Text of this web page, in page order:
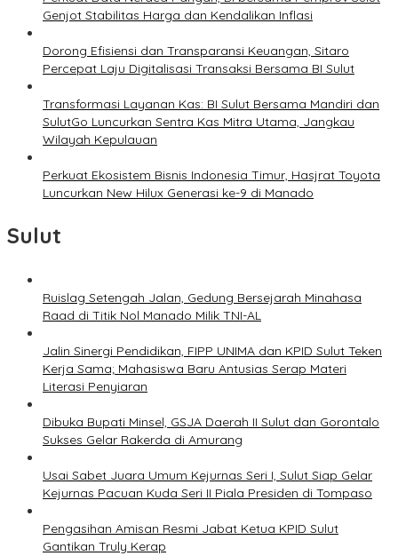
Genjot Stabilitas Harga dan Kendalikan Inflasi
Dorong Efisiensi dan Transparansi Keuangan, Sitaro
Percepat Laju Digitalisasi Transaksi Bersama BI Sulut
Transformasi Layanan Kas: BI Sulut Bersama Mandiri dan
SulutGo Luncurkan Sentra Kas Mitra Utama, Jangkau
Wilayah Kepulauan
Perkuat Ekosistem Bisnis Indonesia Timur, Hasjrat Toyota
Luncurkan New Hilux Generasi ke-9 di Manado
Sulut
Ruislag Setengah Jalan, Gedung Bersejarah Minahasa
Raad di Titik Nol Manado Milik TNI-AL
Jalin Sinergi Pendidikan, FIPP UNIMA dan KPID Sulut Teken
Kerja Sama; Mahasiswa Baru Antusias Serap Materi
Literasi Penyiaran
Dibuka Bupati Minsel, GSJA Daerah II Sulut dan Gorontalo
Sukses Gelar Rakerda di Amurang
Usai Sabet Juara Umum Kejurnas Seri I, Sulut Siap Gelar
Kejurnas Pacuan Kuda Seri II Piala Presiden di Tompaso
Pengasihan Amisan Resmi Jabat Ketua KPID Sulut
Gantikan Truly Kerap